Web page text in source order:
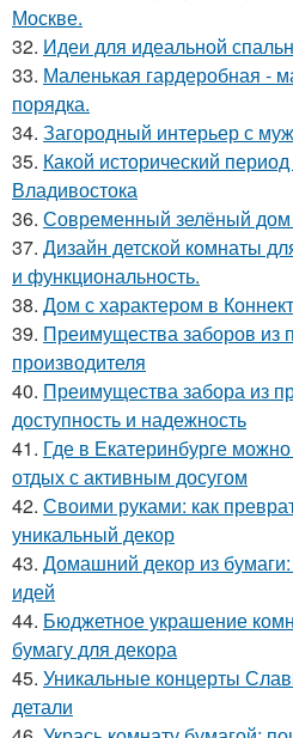
Москве.
32. Идеи для идеальной
33. Маленькая гардеробная -
порядка.
34. Загородный интерьер с
35. Какой исторический
Владивостока
36. Современный зелёный дом
37. Дизайн детской комнаты
и функциональность.
38. Дом с характером в
39. Преимущества заборов из
производителя
40. Преимущества забора из
доступность и надежность
41. Где в Екатеринбурге
отдых с активным досугом
42. Своими руками: как
уникальный декор
43. Домашний декор из
идей
44. Бюджетное украшение
бумагу для декора
45. Уникальные концерты
детали